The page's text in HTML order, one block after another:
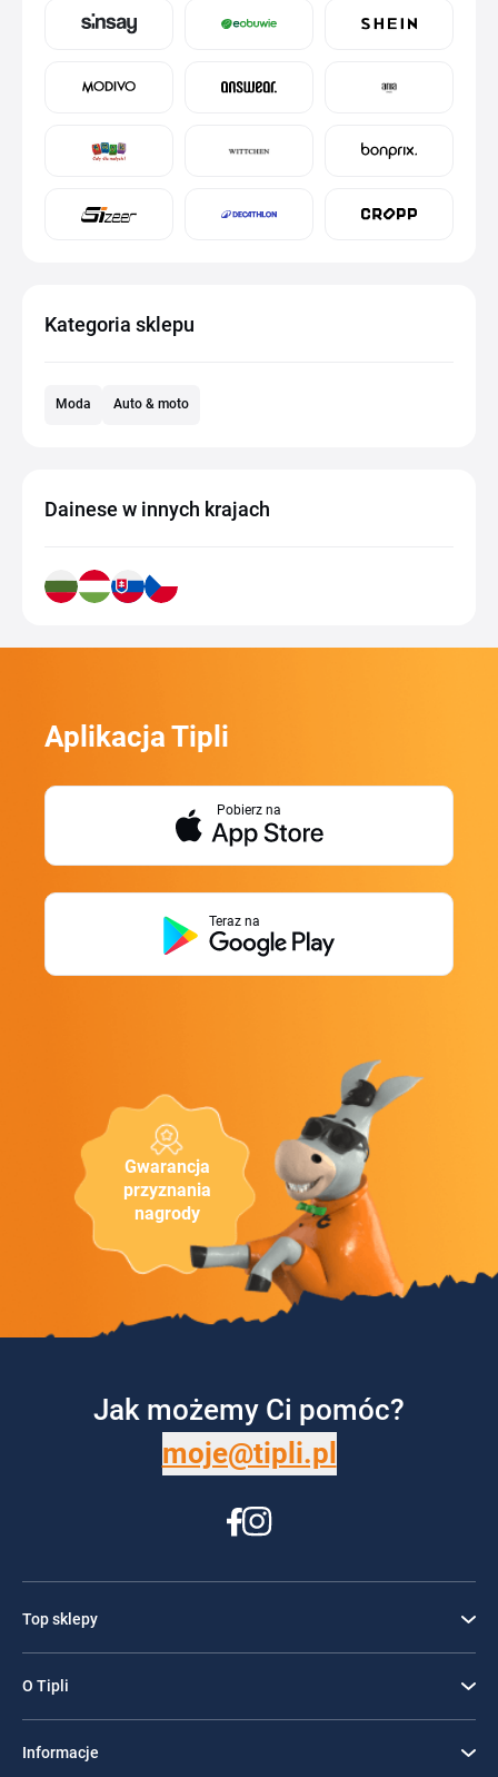
Kategoria sklepu
Moda Auto & moto
Dainese w innych krajach
Gwarancja
przyznania
nagrody
Aplikacja Tipli
Pobierz na
Teraz na
Jak możemy Ci pomóc?
moje@tipli.pl
Top sklepy
O Tipli
Informacje